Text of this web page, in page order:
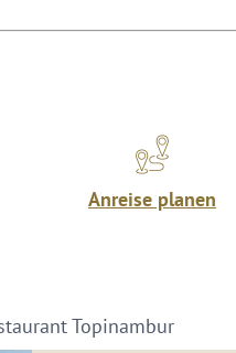
Anreise planen
Topinambur